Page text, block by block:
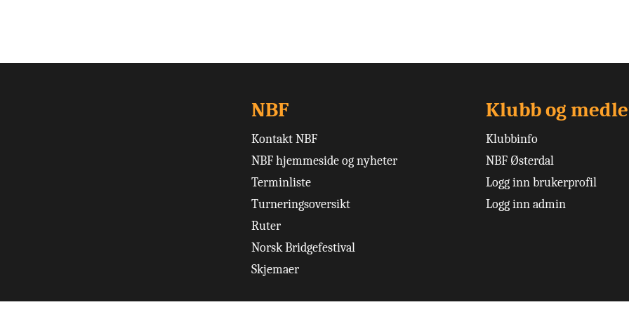
NBF
Kontakt NBF
NBF hjemmeside og nyheter
Terminliste
Turneringsoversikt
Ruter
Norsk Bridgefestival
Skjemaer
Klubb og
Klubbinfo
NBF Østerdal
Logg inn brukerprofil
Logg inn admin